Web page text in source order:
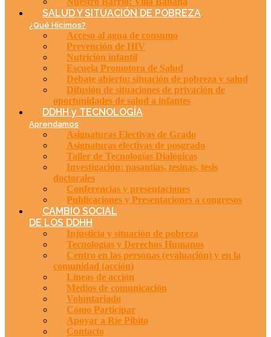
SALUD Y SITUACIÓN DE POBREZA
¿Qué Hicimos?
Acceso al agua de consumo
Prevención de HIV
Nutrición infantil
Escuela Promotora de Salud
Debate abierto: situación de pobreza y salud
Difusión de situaciones de privación de
oportunidades de salud a infantes
DDHH y TECNOLOGÍA
Aprendamos
Asignaturas Electivas de Grado
Asignaturas electivas de posgrado
Taller de Tecnologías Dialógicas
Investigación: pasantías, tesinas, tesis
doctorales
Conferencias y presentaciones
Publicaciones y Presentaciones a congresos
CAMBIO SOCIAL
DE LOS DDHH
Injusticia y situación de pobreza
Tecnologías y Derechos Humanos
Centro en las personas (evaluación) y en la
comunidad (acción)
Líneas de acción
Medios de comunicación
Voluntariado
Cómo Participar
Apoyar a Ríe Pibito
Contacto